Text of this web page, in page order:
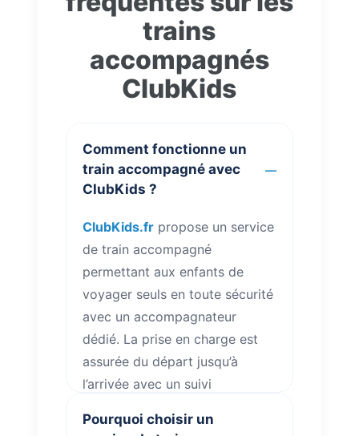
trains
accompagnés
ClubKids
Comment fonctionne un
train accompagné avec
ClubKids ?
ClubKids.frpropose un service
de train accompagné
permettant aux enfants de
voyager seuls en toute sécurité
avec un accompagnateur
dédié. La prise en charge est
assurée du départ jusqu’à
l’arrivée avec un suivi
Retrouvez également toutes les
Pourquoi choisir un